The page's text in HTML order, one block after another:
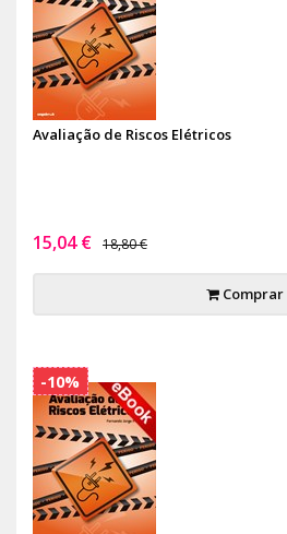
Avaliação de Riscos Elétricos
15,04 € 18,80 €
Comprar
-10%